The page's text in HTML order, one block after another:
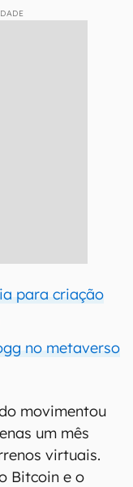
para criação
no metaverso
movimentou
um mês
virtuais.
Bitcoin e o